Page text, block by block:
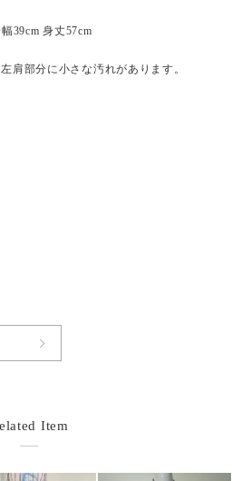
39cm 身丈57cm
肩部分に小さな汚れがあります。
Item